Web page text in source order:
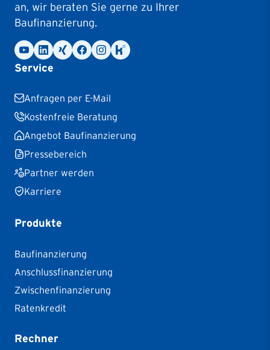
an, wir beraten Sie gerne zu Ihrer
Baufinanzierung.
Service
Anfragen per E-Mail
Kostenfreie Beratung
Angebot Baufinanzierung
Pressebereich
Partner werden
Karriere
Produkte
Baufinanzierung
Anschlussfinanzierung
Zwischenfinanzierung
Ratenkredit
Rechner